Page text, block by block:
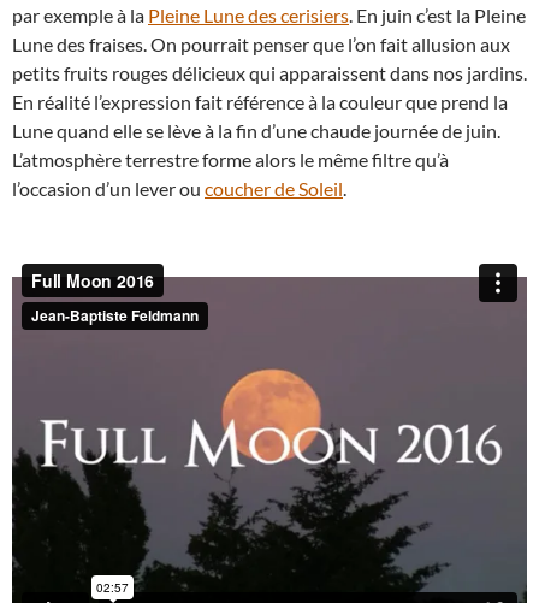
par exemple à la Pleine Lune des cerisiers. En juin c’est la Pleine
Lune des fraises. On pourrait penser que l’on fait allusion aux
petits fruits rouges délicieux qui apparaissent dans nos jardins.
En réalité l’expression fait référence à la couleur que prend la
Lune quand elle se lève à la fin d’une chaude journée de juin.
L’atmosphère terrestre forme alors le même filtre qu’à
l’occasion d’un lever ou coucher de Soleil.